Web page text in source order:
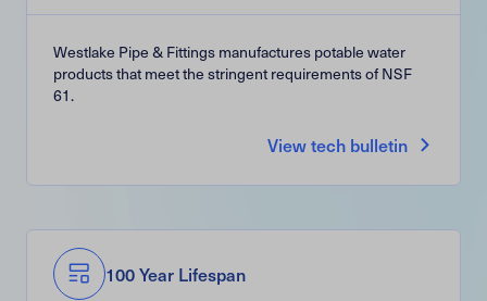
Westlake Pipe & Fittings manufactures potable water
products that meet the stringent requirements of NSF
61.
View tech bulletin
100 Year Lifespan